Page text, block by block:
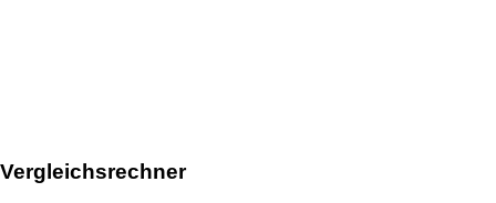
Vergleichsrechner